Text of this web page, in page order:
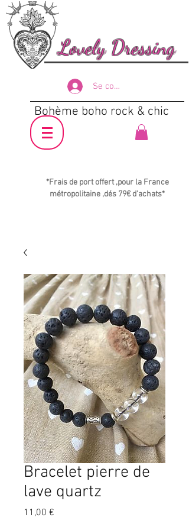
Lovely Dressing
Se connecter
Bohème boho rock & chic
*Frais de port offert ,pour la France
métropolitaine ,dés 79€ d'achats*
Bracelet pierre de
lave quartz
11,00 €